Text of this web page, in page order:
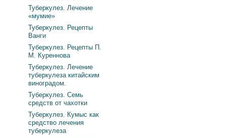
Туберкулез. Лечение
«мумие»
Туберкулез. Рецепты
Ванги
Туберкулез. Рецепты П.
М. Куреннова
Туберкулез. Лечение
туберкулеза китайским
виноградом.
Туберкулез. Семь
средств от чахотки
Туберкулез. Кумыс как
средство лечения
туберкулеза